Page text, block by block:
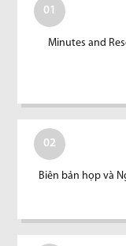
01
Minutes and
02
Biên bản họp và